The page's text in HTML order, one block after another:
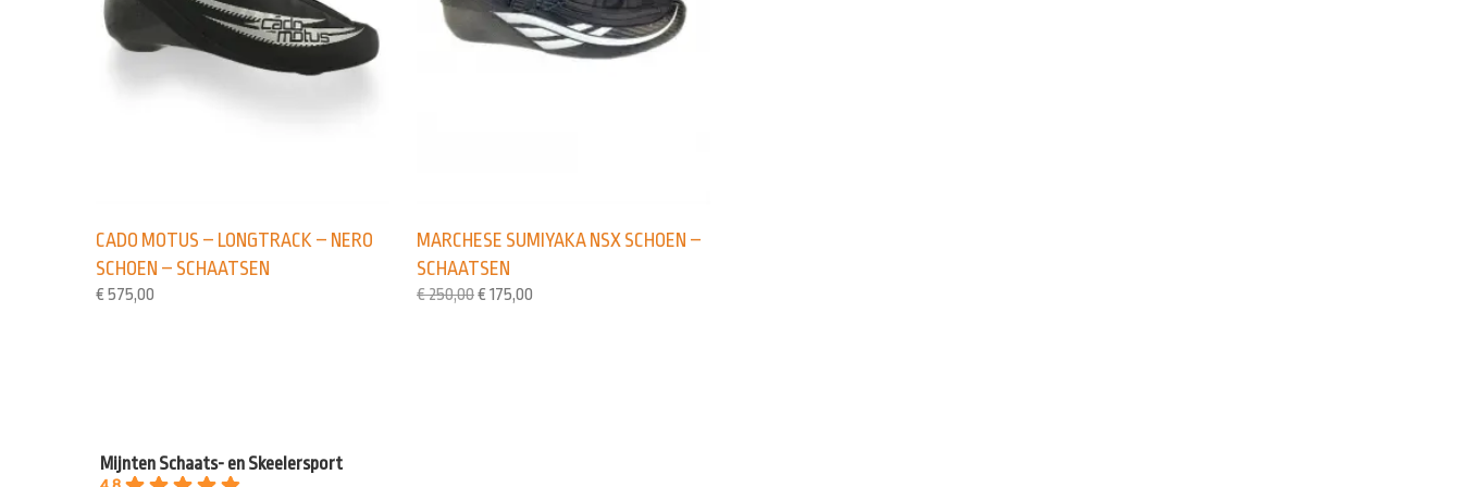
CADO MOTUS – LONGTRACK – NERO
SCHOEN – SCHAATSEN
€ 575,00
MARCHESE SUMIYAKA NSX SCHOEN –
SCHAATSEN
€250,00€ 175,00
Mijnten Schaats- en Skeelersport